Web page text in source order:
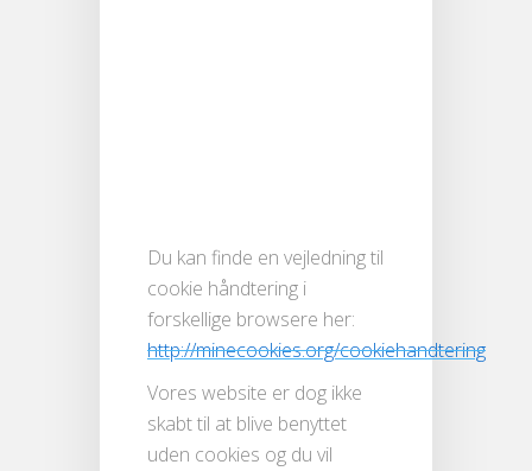
Du kan finde en vejledning til
cookie håndtering i
forskellige browsere her:
http://minecookies.org/cookiehandtering
Vores website er dog ikke
skabt til at blive benyttet
uden cookies og du vil